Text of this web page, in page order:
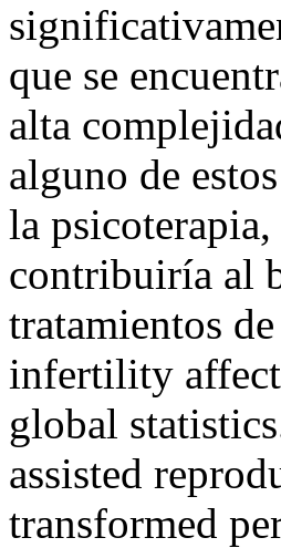
que se
alta
alguno de
la
contribuiría al
tratamientos
infertility
global
assisted
transformed